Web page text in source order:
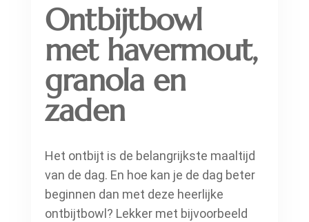
Ontbijtbowl
met havermout,
granola en
zaden
Het ontbijt is de belangrijkste maaltijd
van de dag. En hoe kan je de dag beter
beginnen dan met deze heerlijke
ontbijtbowl? Lekker met bijvoorbeeld